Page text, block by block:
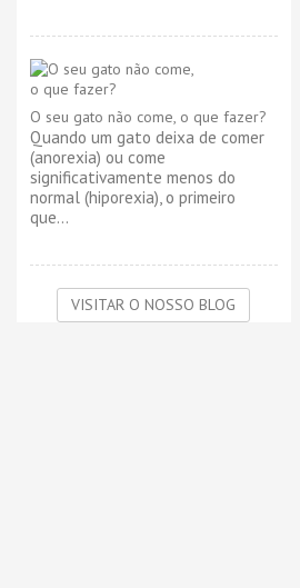
O seu gato não come, o que fazer?
Quando um gato deixa de comer
(anorexia) ou come
significativamente menos do
normal (hiporexia), o primeiro
que...
VISITAR O NOSSO BLOG